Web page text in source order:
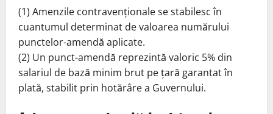
(1) Amenzile contravenționale se stabilesc în
cuantumul determinat de valoarea numărului
punctelor-amendă aplicate.
(2) Un punct-amendă reprezintă valoric 5% din
salariul de bază minim brut pe țară garantat în
plată, stabilit prin hotărâre a Guvernului.